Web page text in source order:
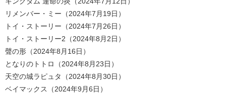
リメンバー・ミー（2024年7月19日）
トイ・ストーリー（2024年7月26日）
トイ・ストーリー2（2024年8月2日）
聲の形（2024年8月16日）
となりのトトロ（2024年8月23日）
天空の城ラピュタ（2024年8月30日）
ベイマックス（2024年9月6日）